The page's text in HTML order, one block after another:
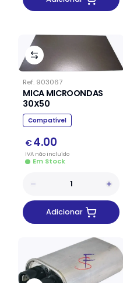
Ref. 903067
MICA MICROONDAS
30X50
Compatível
€ 4.00
IVA nãoincluído
Em Stock
Adicionar